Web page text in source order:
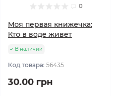
0
Моя первая книжечка:
Кто в воде живет
В наличии
Код товара: 56435
30.00 грн